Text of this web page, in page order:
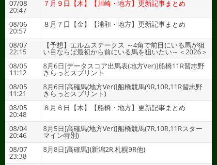
07/08
20:47
７月９日【木】【川崎・地方】更新記事まとめ
08/06
20:57
８月７日【金】【浦和・地方】更新記事まとめ
08/07
22:15
【予想】エルムステークス ～4角で前目にいる馬が狙
い目ならば最初から前にいる馬を狙いたい～＜2026＞
08/05
11:12
8月6日[データスコア出馬表(地方Ver)]船橋11R習志野
きらっとスプリント
08/05
11:21
8月6日[高確馬(地方Ver)]船橋競馬(9R,10R,11R習志野
きらっとスプリント)
08/05
20:48
８月６日【木】【船橋・地方】更新記事まとめ
08/04
20:46
8月5日[高確馬(地方Ver)]船橋競馬(7R,10R,11Rスター
マイン特別)
08/07
23:38
8月8日[高確馬](新潟2R,札幌9R他)